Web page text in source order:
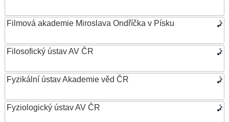
Filmová akademie Miroslava Ondříčka v Písku
Filosofický ústav AV ČR
Fyzikální ústav Akademie věd ČR
Fyziologický ústav AV ČR